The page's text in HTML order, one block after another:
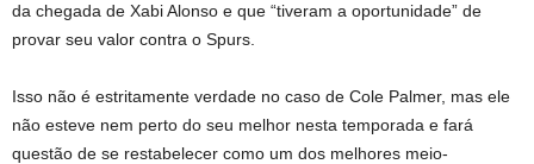
da chegada de Xabi Alonso e que “tiveram a oportunidade” de
provar seu valor contra o Spurs.
Isso não é estritamente verdade no caso de Cole Palmer, mas ele
não esteve nem perto do seu melhor nesta temporada e fará
questão de se restabelecer como um dos melhores meio-